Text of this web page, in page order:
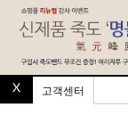
고객센터